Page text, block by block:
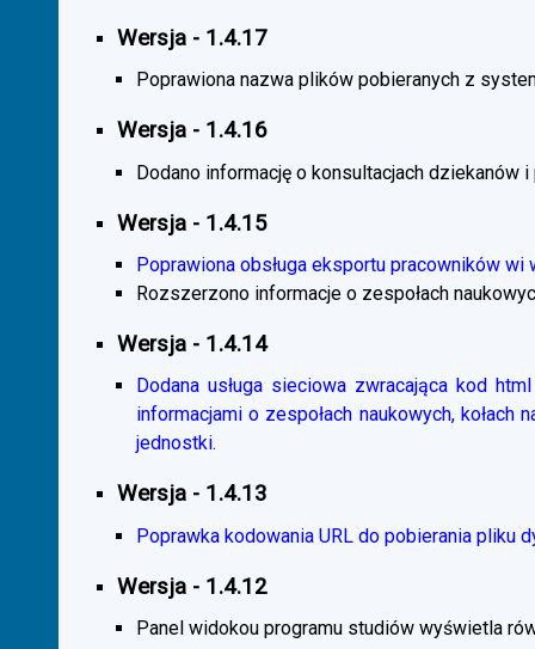
Wersja - 1.4.17
Poprawiona nazwa plików pobieranych z
Wersja - 1.4.16
Dodano informację o konsultacjach dziekanów
Wersja - 1.4.15
Poprawiona obsługa eksportu pracowników wi
Rozszerzono informacje o zespołach
Wersja - 1.4.14
Dodana usługa sieciowa zwracająca kod
informacjami o zespołach naukowych,
jednostki.
Wersja - 1.4.13
Poprawka kodowania URL do pobierania pliku
Wersja - 1.4.12
Panel widokou programu studiów wyświetla